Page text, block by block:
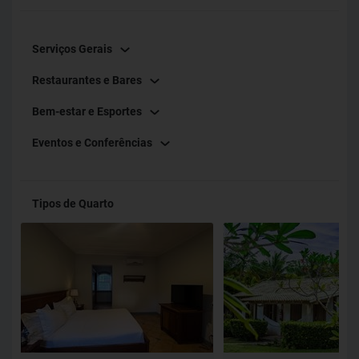
Serviços Gerais
Restaurantes e Bares
Bem-estar e Esportes
Eventos e Conferências
Tipos de Quarto